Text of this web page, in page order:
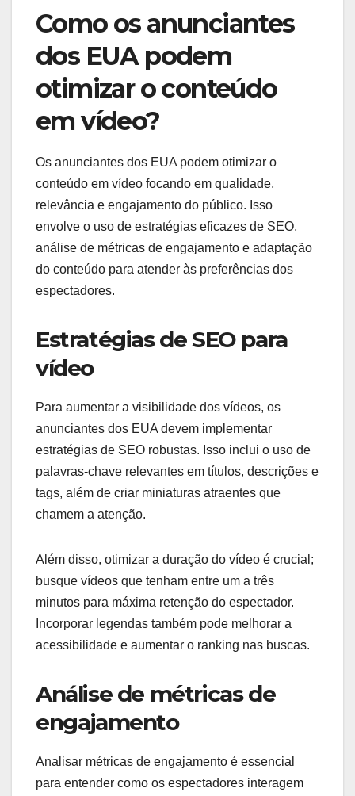
Como os anunciantes
dos EUA podem
otimizar o conteúdo
em vídeo?
Os anunciantes dos EUA podem otimizar o
conteúdo em vídeo focando em qualidade,
relevância e engajamento do público. Isso
envolve o uso de estratégias eficazes de SEO,
análise de métricas de engajamento e adaptação
do conteúdo para atender às preferências dos
espectadores.
Estratégias de SEO para
vídeo
Para aumentar a visibilidade dos vídeos, os
anunciantes dos EUA devem implementar
estratégias de SEO robustas. Isso inclui o uso de
palavras-chave relevantes em títulos, descrições e
tags, além de criar miniaturas atraentes que
chamem a atenção.
Além disso, otimizar a duração do vídeo é crucial;
busque vídeos que tenham entre um a três
minutos para máxima retenção do espectador.
Incorporar legendas também pode melhorar a
acessibilidade e aumentar o ranking nas buscas.
Análise de métricas de
engajamento
Analisar métricas de engajamento é essencial
para entender como os espectadores interagem